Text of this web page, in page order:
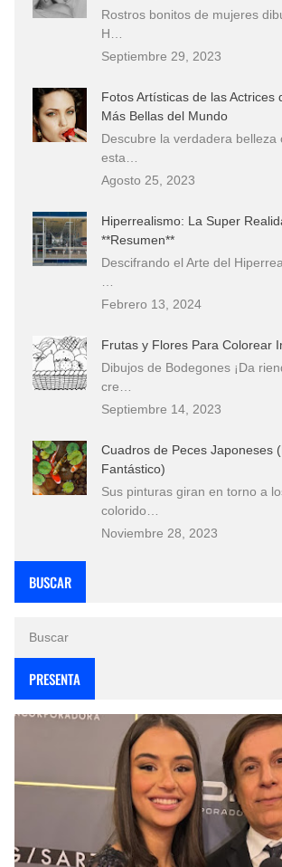
Rostros bonitos de mujeres
H…
Septiembre 29, 2023
Fotos Artísticas de las Actrices
Más Bellas del Mundo
Descubre la verdadera belleza
esta…
Agosto 25, 2023
Hiperrealismo: La Super
**Resumen**
Descifrando el Arte del
Febrero 13, 2024
Frutas y Flores Para Colorear
Dibujos de Bodegones ¡Da
cre…
Septiembre 14, 2023
Cuadros de Peces Japoneses
Fantástico)
Sus pinturas giran en torno a
colorido…
Noviembre 28, 2023
BUSCAR
PRESENTA